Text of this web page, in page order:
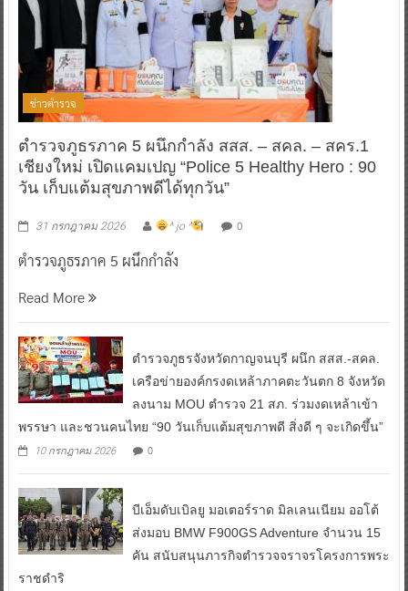
ข่าวตำรวจ
ตำรวจภูธรภาค 5 ผนึกกำลัง สสส. – สคล. – สคร.1
เชียงใหม่ เปิดแคมเปญ “Police 5 Healthy Hero : 90
วัน เก็บแต้มสุขภาพดีได้ทุกวัน”
31 กรกฎาคม 2026 ^ jo ^ 0
ตำรวจภูธรภาค 5 ผนึกกำลัง
Read More
ตำรวจภูธรจังหวัดกาญจนบุรี ผนึก สสส.-สคล.
เครือข่ายองค์กรงดเหล้าภาคตะวันตก 8 จังหวัด
ลงนาม MOU ตำรวจ 21 สภ. ร่วมงดเหล้าเข้า
พรรษา และชวนคนไทย “90 วันเก็บแต้มสุขภาพดี สิ่งดี ๆ จะเกิดขึ้น”
10 กรกฎาคม 2026 0
บีเอ็มดับเบิลยู มอเตอร์ราด มิลเลนเนียม ออโต้
ส่งมอบ BMW F900GS Adventure จำนวน 15
คัน สนับสนุนภารกิจตำรวจจราจรโครงการพระ
ราชดำริ